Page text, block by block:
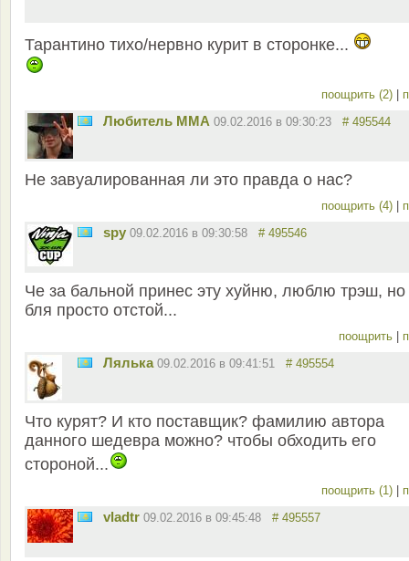
Тарантино тихо/нервно курит в сторонке...
поощрить (2) |
Любитель ММА 09.02.2016 в 09:30:23 # 495544
Не завуалированная ли это правда о нас?
поощрить (4) |
spy 09.02.2016 в 09:30:58 # 495546
Че за бальной принес эту хуйню, люблю трэш, но
бля просто отстой...
поощрить |
Лялька 09.02.2016 в 09:41:51 # 495554
Что курят? И кто поставщик? фамилию автора
данного шедевра можно? чтобы обходить его
стороной...
поощрить (1) |
vladtr 09.02.2016 в 09:45:48 # 495557